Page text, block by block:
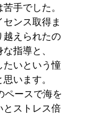
手でした。
センス取得ま
越えられたの
指導と、
たいという憧
います。
ペースで海を
とストレス倍